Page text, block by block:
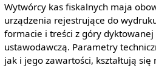
Wytwórcy kas fiskalnych maja
urządzenia rejestrujące do
formacie i treści z góry dyktowanej
ustawodawczą. Parametry
jak i jego zawartości, kształtują się